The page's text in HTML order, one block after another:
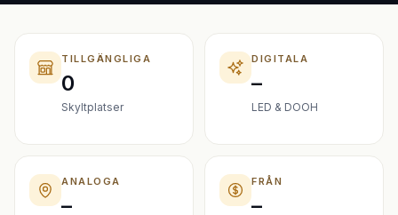
TILLGÄNGLIGA
0
Skyltplatser
DIGITALA
–
LED & DOOH
ANALOGA
–
FRÅN
–